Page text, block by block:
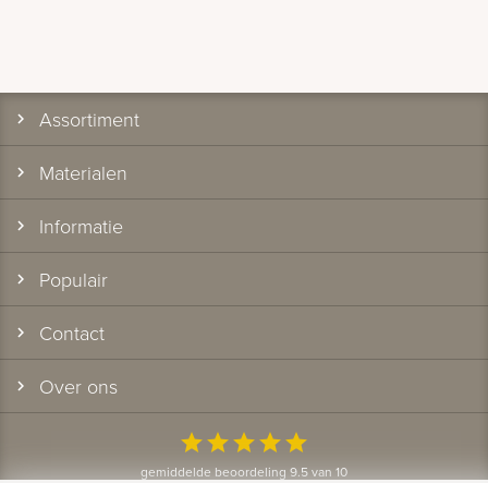
Assortiment
Materialen
Informatie
Populair
Contact
Over ons
starstarstarstarstar
gemiddelde beoordeling 9.5 van 10